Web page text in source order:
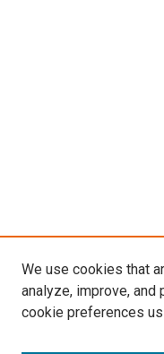
We use cookies that
analyze, improve, and
cookie preferences